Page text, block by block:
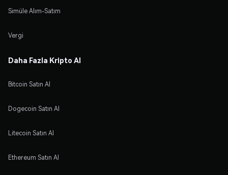
Simüle Alım-Satım
Vergi
Daha Fazla Kripto Al
Bitcoin Satın Al
Dogecoin Satın Al
Litecoin Satın Al
Ethereum Satın Al